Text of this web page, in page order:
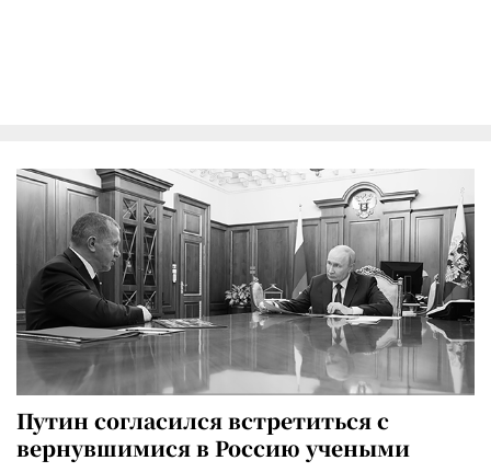
Путин согласился встретиться с
вернувшимися в Россию учеными